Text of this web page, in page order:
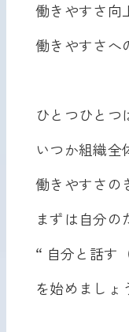
働きやすさ向
働きやすさへ
ひとつひとつ
いつか組織全
働きやすさの
まずは自分の
“ 自分と話す
を始めましょ